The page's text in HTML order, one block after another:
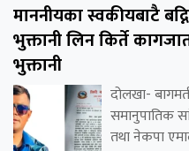
माननीयका स्वकीयबाटै
भुक्तानी लिन किर्ते
भुक्तानी
दोलखा-
समानुपातिक
तथा नेकपा